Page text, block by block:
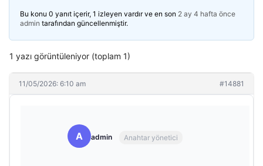
Bu konu 0 yanıt içerir, 1 izleyen vardır ve en son 2 ay 4 hafta önce
admin tarafından güncellenmiştir.
1 yazı görüntüleniyor (toplam 1)
11/05/2026: 6:10 am #14881
A admin Anahtar yönetici